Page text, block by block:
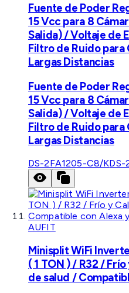
Fuente de Poder
15 Vcc para 8
Salida) / Voltaje de
Filtro de Ruido para
Largas Distancias
Fuente de Poder
15 Vcc para 8
Salida) / Voltaje de
Filtro de Ruido para
Largas Distancias
DS-2FA1205-C8/KDS-
AUFIT
Minisplit WiFi
( 1 TON ) / R32 /
de salud /